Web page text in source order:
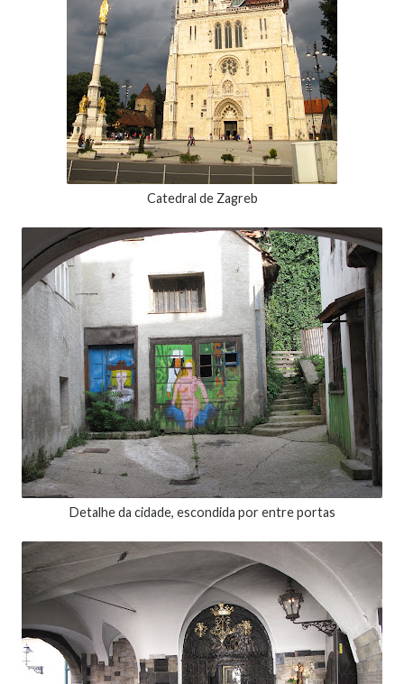
Catedral de Zagreb
Detalhe da cidade, escondida por entre portas